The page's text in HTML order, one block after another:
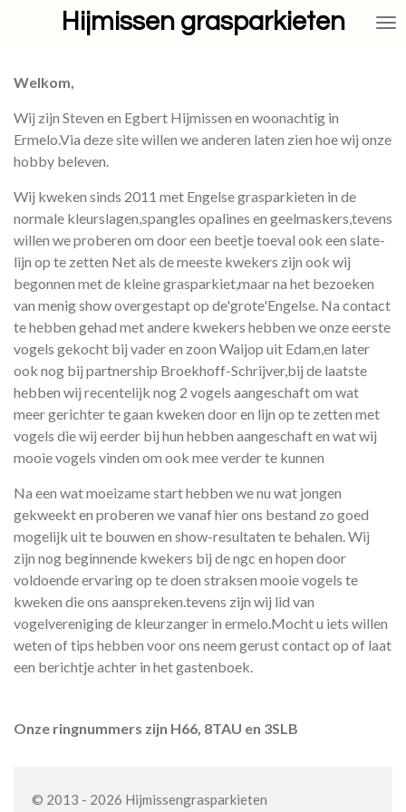
de
Hijmissen grasparkieten
Welkom,
Wij zijn Steven en Egbert Hijmissen en woonachtig in
Ermelo.Via deze site willen we anderen laten zien hoe wij onze
hobby beleven.
Wij kweken sinds 2011 met Engelse grasparkieten in de
normale kleurslagen,spangles opalines en geelmaskers,tevens
willen we proberen om door een beetje toeval ook een slate-
lijn op te zetten Net als de meeste kwekers zijn ook wij
begonnen met de kleine grasparkiet,maar na het bezoeken
van menig show overgestapt op de'grote'Engelse. Na contact
te hebben gehad met andere kwekers hebben we onze eerste
vogels gekocht bij vader en zoon Waijop uit Edam,en later
ook nog bij partnership Broekhoff-Schrijver,bij de laatste
hebben wij recentelijk nog 2 vogels aangeschaft om wat
meer gerichter te gaan kweken door en lijn op te zetten met
vogels die wij eerder bij hun hebben aangeschaft en wat wij
mooie vogels vinden om ook mee verder te kunnen
Na een wat moeizame start hebben we nu wat jongen
gekweekt en proberen we vanaf hier ons bestand zo goed
mogelijk uit te bouwen en show-resultaten te behalen. Wij
zijn nog beginnende kwekers bij de ngc en hopen door
voldoende ervaring op te doen straksen mooie vogels te
kweken die ons aanspreken.tevens zijn wij lid van
vogelvereniging de kleurzanger in ermelo.Mocht u iets willen
weten of tips hebben voor ons neem gerust contact op of laat
een berichtje achter in het gastenboek.
Onze ringnummers zijn H66, 8TAU en 3SLB
© 2013 - 2026 Hijmissengrasparkieten